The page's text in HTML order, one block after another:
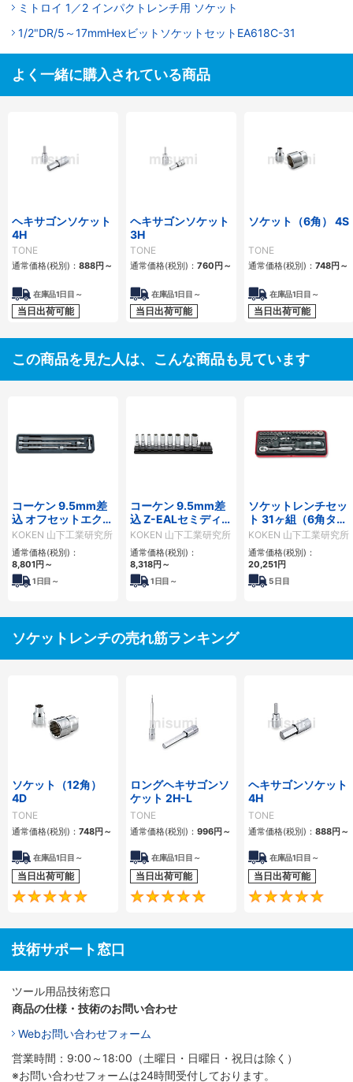
ミトロイ 1／2 インパクトレンチ用 ソケット
1/2"DR/5～17mmHexビットソケットセットEA618C-31
よく一緒に購入されている商品
ヘキサゴンソケット
4H
TONE
通常価格(税別)： 888円 ～
在庫品1日目～
当日出荷可能
ヘキサゴンソケット
3H
TONE
通常価格(税別)： 760円 ～
在庫品1日目～
当日出荷可能
ソケット（6角） 4S
TONE
通常価格(税別)： 748円 ～
在庫品1日目～
当日出荷可能
この商品を見た人は、こんな商品も見ています
コーケン 9.5mm差
込 オフセットエクス
テンションバーセッ
ト 6ヶ組
KOKEN 山下工業研究所
通常価格(税別)：
8,801円 ～
1日目～
コーケン 9.5mm差
込 Z-EALセミディー
プソケットレールセ
ット12ヶ組
KOKEN 山下工業研究所
通常価格(税別)：
8,318円 ～
1日目～
ソケットレンチセッ
ト 31ヶ組（6角タイ
プ）
KOKEN 山下工業研究所
通常価格(税別)：
20,251円
5日目
ソケットレンチの売れ筋ランキング
ソケット（12角）
4D
TONE
通常価格(税別)： 748円 ～
在庫品1日目～
当日出荷可能
5
ロングヘキサゴンソ
ケット 2H-L
TONE
通常価格(税別)： 996円 ～
在庫品1日目～
当日出荷可能
5
ヘキサゴンソケット
4H
TONE
通常価格(税別)： 888円 ～
在庫品1日目～
当日出荷可能
技術サポート窓口
ツール用品技術窓口
商品の仕様・技術のお問い合わせ
Webお問い合わせフォーム
営業時間：9:00～18:00（土曜日・日曜日・祝日は除く）
※お問い合わせフォームは24時間受付しております。